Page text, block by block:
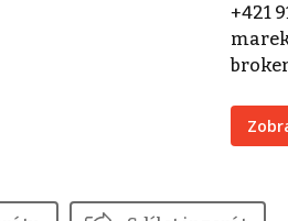
+421